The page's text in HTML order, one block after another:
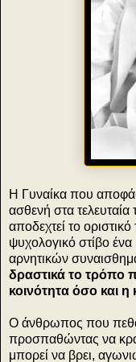
Η Γυναίκα που
ασθενή στα
αποδεχτεί το
ψυχολογικό στίβο ένα
αρνητικών
δραστικά το τρόπο
κοινότητα όσο και η
Ο άνθρωπος που
προσπαθώντας να
μπορεί να βρει,